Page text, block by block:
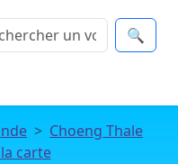
🔍
Choeng Thale
carte